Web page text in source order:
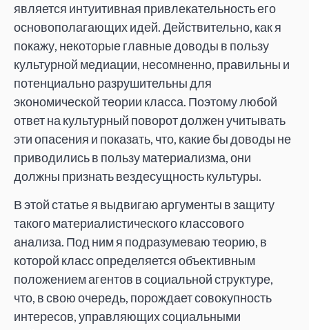
является интуитивная привлекательность его
основополагающих идей. Действительно, как я
покажу, некоторые главные доводы в пользу
культурной медиации, несомненно, правильны и
потенциально разрушительны для
экономической теории класса. Поэтому любой
ответ на культурный поворот должен учитывать
эти опасения и показать, что, какие бы доводы не
приводились в пользу материализма, они
должны признать вездесущность культуры.
В этой статье я выдвигаю аргументы в защиту
такого материалистического классового
анализа. Под ним я подразумеваю теорию, в
которой класс определяется объективным
положением агентов в социальной структуре,
что, в свою очередь, порождает совокупность
интересов, управляющих социальными